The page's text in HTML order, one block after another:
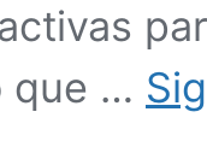
que …